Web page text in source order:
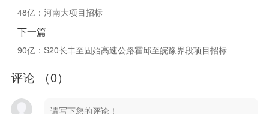
48亿：河南大项目招标
下一篇
90亿：S20长丰至固始高速公路霍邱至皖豫界段项目招标
评论 （0）